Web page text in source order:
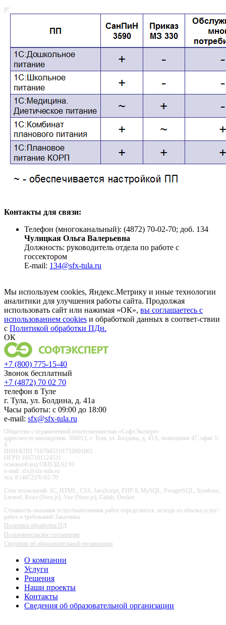
Контакты для связи:
Телефон (многоканальный): (4872) 70-02-70; доб. 134
Чулицкая Ольга Валерьевна
Должность: руководитель отдела по работе с
госсектором
E-mail: 134@sfx-tula.ru
Мы используем cookies, Яндекс.Метрику и иные технологии
аналитики для улучшения работы сайта. Продолжая
использовать сайт или нажимая «ОК», вы соглашаетесь с
использованием cookies и обработкой данных в соответ-ствии
с Политикой обработки ПДн.
ОК
+7 (800) 775-15-40
Звонок бесплатный
+7 (4872) 70 02 70
телефон в Туле
г. Тула, ул. Болдина, д. 41а
Часы работы: с 09:00 до 18:00
e-mail: sfx@sfx-tula.ru
Общество с ограниченной ответственностью «СофтЭксперт»
адрес/место нахождения: 300013, г. Тула, ул. Болдина, д. 41А, помещение 47, офис 1-
4
ИНН/КПП 7107045310/710601001
ОГРН 1037101124521
основной код ОКВЭД 62.01
e-mail: sfx@sfx-tula.ru
тел. 8 (4872)70-02-70
Стек технологий: 1С, HTML, CSS, JavaScript, PHP 8, MySQL, PostgreSQL, Symfony,
Laravel, React (Next.js), Vue (Nuxt.js), Gitlab, Docker.
Стоимость оказания услуг/выполнения работ определяется, исходя из объема услуг/
работ и требований Заказчика.
Политика обработки ПД
Пользовательское соглашение
Сведения об образовательной организации
О компании
Услуги
Решения
Наши проекты
Контакты
Сведения об образовательной организации